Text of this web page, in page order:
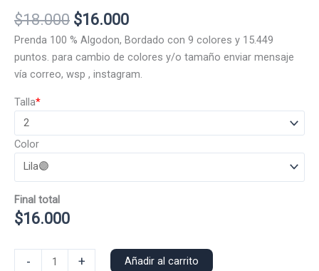
$18.000 El
precio
original
era:
$16.000El
precio
actual
es:
Prenda 100 % Algodon, Bordado con 9 colores y 15.449
puntos. para cambio de colores y/o tamaño enviar mensaje
vía correo, wsp , instagram.
*
Talla
Color
Final total
$16.000
- + Añadir al carrito